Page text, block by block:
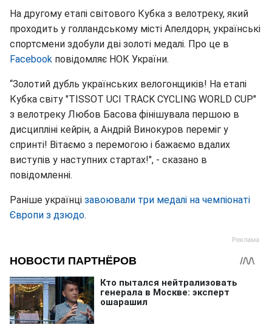
На другому етапі світового Кубка з велотреку, який
проходить у голландському місті Апелдорн, українські
спортсмени здобули дві золоті медалі. Про це в
Facebook повідомляє НОК України.
“Золотий дубль українських велогонщиків! На етапі
Кубка світу "TISSOT UCI TRACK CYCLING WORLD CUP"
з велотреку Любов Басова фінішувала першою в
дисципліні кейрін, а Андрій Винокуров переміг у
спринті! Вітаємо з перемогою і бажаємо вдалих
виступів у наступних стартах!", - сказано в
повідомленні.
Раніше українці завоювали три медалі на чемпіонаті
Європи з дзюдо.